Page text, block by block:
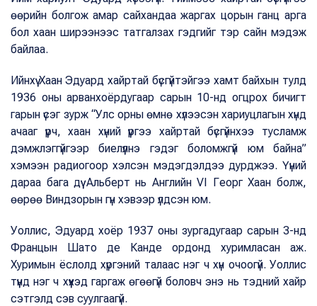
өөрийн болгож амар сайхандаа жаргах цорын ганц арга
бол хаан ширээнээс татгалзах гэдгийг тэр сайн мэдэж
байлаа.
Ийнхүү Хаан Эдуард хайртай бүсгүйтэйгээ хамт байхын тулд
1936 оны арванхоёрдугаар сарын 10-нд огцрох бичигт
гарын үсэг зурж “Улс орны өмнө хүлээсэн хариуцлагын хүнд
ачааг үүрч, хаан хүний үүргээ хайртай бүсгүйнхээ тусламж
дэмжлэггүйгээр биелүүлнэ гэдэг боломжгүй юм байна”
хэмээн радиогоор хэлсэн мэдэгдэлдээ дурджээ. Үүний
дараа бага дүү Альберт нь Английн VI Георг Хаан болж,
өөрөө Виндзорын гүн хэвээр үлдсэн юм.
Уоллис, Эдуард хоёр 1937 оны зургадугаар сарын 3-нд
Францын Шато де Канде ордонд хуримласан аж.
Хуримын ёслолд хүргэний талаас нэг ч хүн очоогүй. Уоллис
түүнд нэг ч хүүхэд гаргаж өгөөгүй боловч энэ нь тэдний хайр
сэтгэлд сэв суулгаагүй.